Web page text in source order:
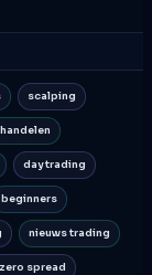
scalping
day trading
beginners
nieuws trading
zero spread